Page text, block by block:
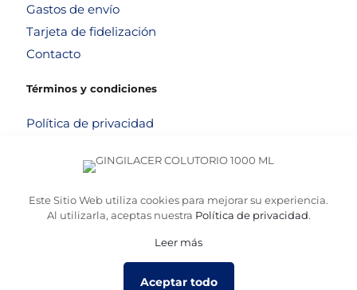
Gastos de envío
Tarjeta de fidelización
Contacto
Términos y condiciones
Política de privacidad
Aviso legal
Este Sitio Web utiliza cookies para mejorar su experiencia.
Al utilizarla, aceptas nuestra Política de privacidad.
Leer más
Aceptar todo